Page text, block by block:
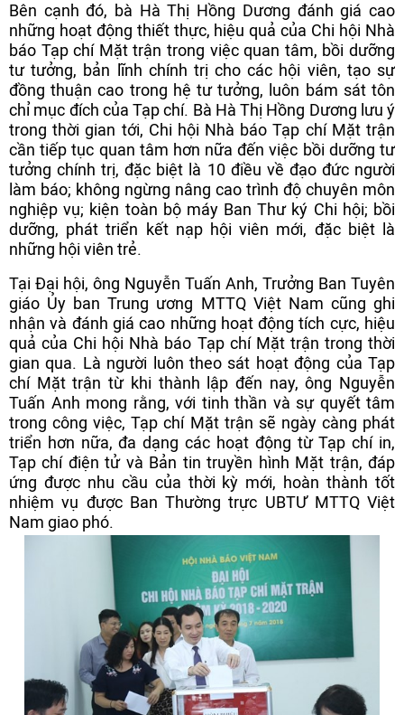
Bên cạnh đó, bà Hà Thị Hồng Dương đánh giá cao
những hoạt động thiết thực, hiệu quả của Chi hội Nhà
báo Tạp chí Mặt trận trong việc quan tâm, bồi dưỡng
tư tưởng, bản lĩnh chính trị cho các hội viên, tạo sự
đồng thuận cao trong hệ tư tưởng, luôn bám sát tôn
chỉ mục đích của Tạp chí. Bà Hà Thị Hồng Dương lưu ý
trong thời gian tới, Chi hội Nhà báo Tạp chí Mặt trận
cần tiếp tục quan tâm hơn nữa đến việc bồi dưỡng tư
tưởng chính trị, đặc biệt là 10 điều về đạo đức người
làm báo; không ngừng nâng cao trình độ chuyên môn
nghiệp vụ; kiện toàn bộ máy Ban Thư ký Chi hội; bồi
dưỡng, phát triển kết nạp hội viên mới, đặc biệt là
những hội viên trẻ.
Tại Đại hội, ông Nguyễn Tuấn Anh, Trưởng Ban Tuyên
giáo Ủy ban Trung ương MTTQ Việt Nam cũng ghi
nhận và đánh giá cao những hoạt động tích cực, hiệu
quả của Chi hội Nhà báo Tạp chí Mặt trận trong thời
gian qua. Là người luôn theo sát hoạt động của Tạp
chí Mặt trận từ khi thành lập đến nay, ông Nguyễn
Tuấn Anh mong rằng, với tinh thần và sự quyết tâm
trong công việc, Tạp chí Mặt trận sẽ ngày càng phát
triển hơn nữa, đa dạng các hoạt động từ Tạp chí in,
Tạp chí điện tử và Bản tin truyền hình Mặt trận, đáp
ứng được nhu cầu của thời kỳ mới, hoàn thành tốt
nhiệm vụ được Ban Thường trực UBTƯ MTTQ Việt
Nam giao phó.